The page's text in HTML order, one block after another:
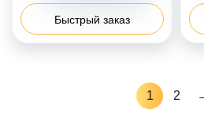
Быстрый заказ
1 2